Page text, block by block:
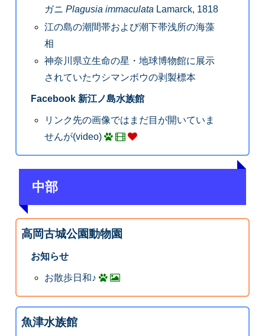
ガニPlagusia immaculata Lamarck, 1818
江の島の潮間帯および潮下帯浅所の海藻
相
神奈川県立生命の星・地球博物館に展示
されていたウシマンボウの剥製標本
Facebook 新江ノ島水族館
リンク先の画像ではまだ目が開いていま
せんが(video)
中部
高岡古城公園動物園
お知らせ
お散歩日和♪
魚津水族館